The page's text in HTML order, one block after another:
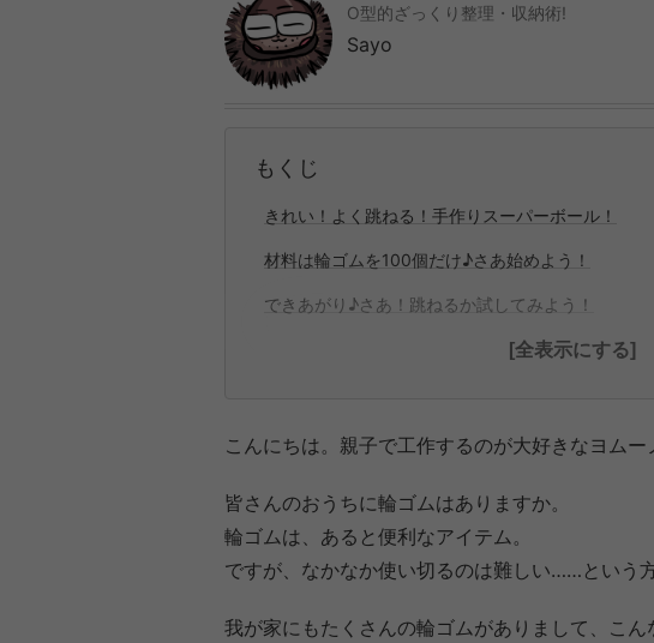
O型的ざっくり整理・収納術!
Sayo
もくじ
きれい！よく跳ねる！手作りスーパーボール！
材料は輪ゴムを100個だけ♪さあ始めよう！
できあがり♪さあ！跳ねるか試してみよう！
[全表示にする]
こんにちは。親子で工作するのが大好きなヨムー
皆さんのおうちに輪ゴムはありますか。
輪ゴムは、あると便利なアイテム。
ですが、なかなか使い切るのは難しい……という
我が家にもたくさんの輪ゴムがありまして、こ